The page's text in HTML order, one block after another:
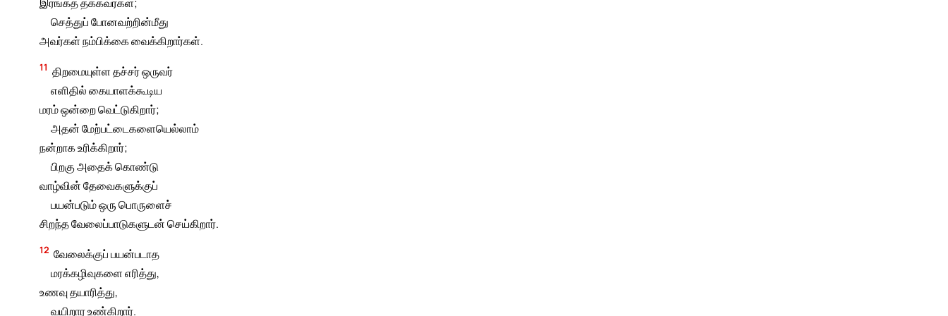
செத்துப் போனவற்றின்மீது
அவர்கள் நம்பிக்கை வைக்கிறார்கள்.
11 திறமையுள்ள தச்சர் ஒருவர்
எளிதில் கையாளக்கூடிய
மரம் ஒன்றை வெட்டுகிறார்;
அதன் மேற்பட்டைகளையெல்லாம்
நன்றாக உரிக்கிறார்;
பிறகு அதைக் கொண்டு
வாழ்வின் தேவைகளுக்குப்
பயன்படும் ஒரு பொருளைச்
சிறந்த வேலைப்பாடுகளுடன் செய்கிறார்.
12 வேலைக்குப் பயன்படாத
மரக்கழிவுகளை எரித்து,
உணவு தயாரித்து,
வயிறார உண்கிறார்.